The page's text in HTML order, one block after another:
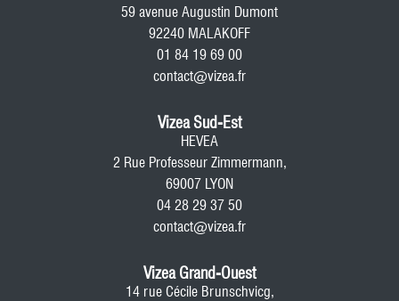
59 avenue Augustin Dumont
92240 MALAKOFF
01 84 19 69 00
contact@vizea.fr
Vizea Sud-Est
HEVEA
2 Rue Professeur Zimmermann,
69007 LYON
04 28 29 37 50
contact@vizea.fr
Vizea Grand-Ouest
14 rue Cécile Brunschvicg,